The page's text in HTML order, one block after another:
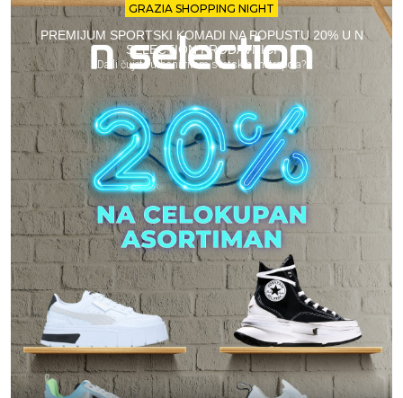
GRAZIA SHOPPING NIGHT
PREMIJUM SPORTSKI KOMADI NA POPUSTU 20% U N
SELECTION PRODAVNICI
Da li čujete urbani ritam svetskih metropola?